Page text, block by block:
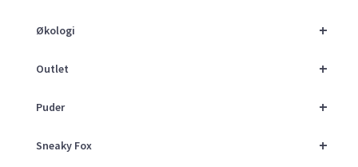
+
Økologi
+
Outlet
+
Puder
+
Sneaky Fox